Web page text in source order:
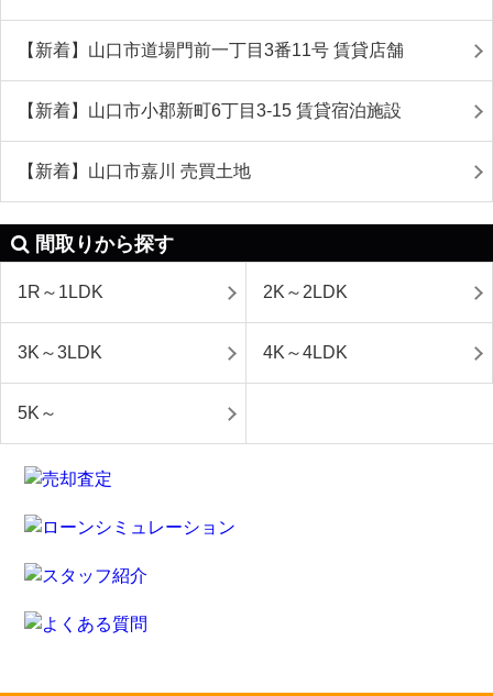
【新着】山口市道場門前一丁目3番11号 賃貸店舗
【新着】山口市小郡新町6丁目3-15 賃貸宿泊施設
【新着】山口市嘉川 売買土地
間取りから探す
1R～1LDK 2K～2LDK
3K～3LDK 4K～4LDK
5K～